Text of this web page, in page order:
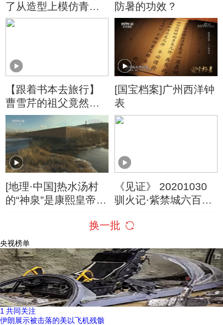
了从造型上模仿青铜
器之外 更常出现的是
防暑的功效？
【跟着书本去旅行】
曹雪芹的祖父竟然曾
是康熙皇帝的“密探”？
[国宝档案]广州西洋钟
表
[地理·中国]热水汤村
的“神泉”是康熙皇帝所
《见证》 20201030
驯火记·紫禁城六百年
换一批
央视榜单
1 共同关注
伊朗展示被击落的美以飞机残骸